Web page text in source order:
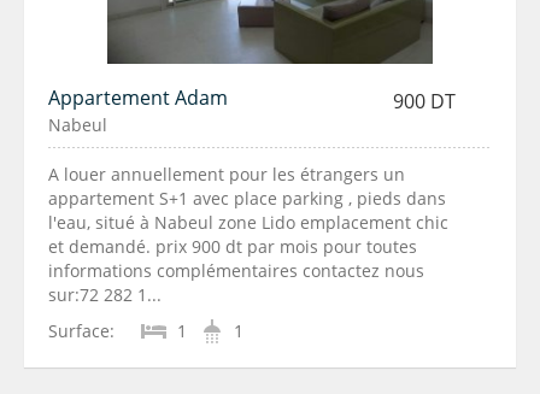
Appartement Adam 900 DT
Nabeul
A louer annuellement pour les étrangers un
appartement S+1 avec place parking , pieds dans
l'eau, situé à Nabeul zone Lido emplacement chic
et demandé. prix 900 dt par mois pour toutes
informations complémentaires contactez nous
sur:72 282 1...
Surface:
1 1